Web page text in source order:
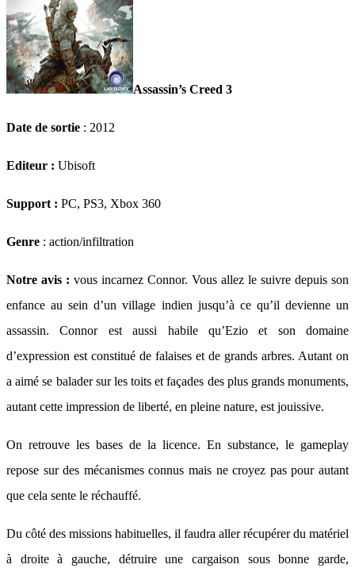
Assassin’s Creed 3
Date de sortie : 2012
Editeur : Ubisoft
Support : PC, PS3, Xbox 360
Genre : action/infiltration
Notre avis : vous incarnez Connor. Vous allez le suivre depuis son
enfance au sein d’un village indien jusqu’à ce qu’il devienne un
assassin. Connor est aussi habile qu’Ezio et son domaine
d’expression est constitué de falaises et de grands arbres. Autant on
a aimé se balader sur les toits et façades des plus grands monuments,
autant cette impression de liberté, en pleine nature, est jouissive.
On retrouve les bases de la licence. En substance, le gameplay
repose sur des mécanismes connus mais ne croyez pas pour autant
que cela sente le réchauffé.
Du côté des missions habituelles, il faudra aller récupérer du matériel
à droite à gauche, détruire une cargaison sous bonne garde,